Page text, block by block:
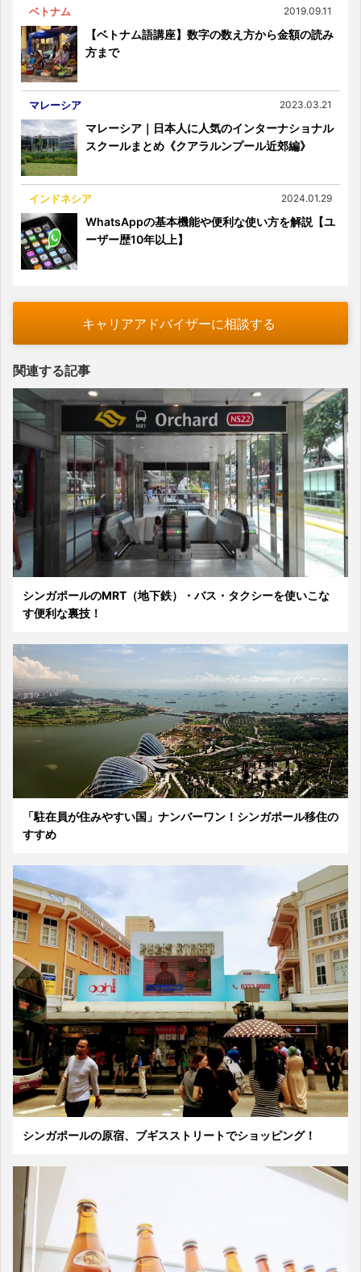
ベトナム 2019.09.11
【ベトナム語講座】数字の数え方から金額の読み
方まで
マレーシア 2023.03.21
マレーシア｜日本人に人気のインターナショナル
スクールまとめ《クアラルンプール近郊編》
インドネシア 2024.01.29
WhatsAppの基本機能や便利な使い方を解説【ユ
ーザー歴10年以上】
キャリアアドバイザーに相談する
関連する記事
シンガポールのMRT（地下鉄）・バス・タクシーを使いこな
す便利な裏技！
「駐在員が住みやすい国」ナンバーワン！シンガポール移住の
すすめ
シンガポールの原宿、ブギスストリートでショッピング！